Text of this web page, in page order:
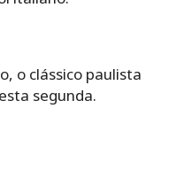
o clássico paulista
segunda.